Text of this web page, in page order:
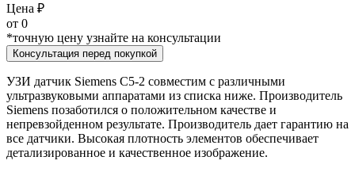
Цена ₽
от 0
*точную цену узнайте на консультации
Консультация перед покупкой
УЗИ датчик Siemens C5-2 совместим с различными
ультразвуковыми аппаратами из списка ниже. Производитель
Siemens позаботился о положительном качестве и
непревзойденном результате. Производитель дает гарантию на
все датчики. Высокая плотность элементов обеспечивает
детализированное и качественное изображение.